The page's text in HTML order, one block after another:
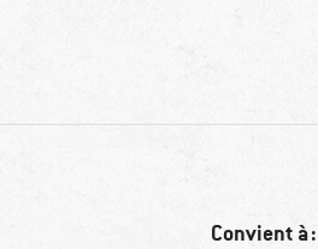
Convient à :